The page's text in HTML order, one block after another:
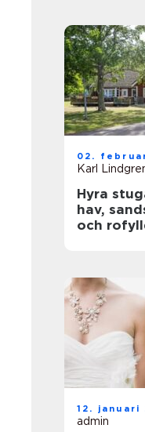
02.
Karl
Hyra
hav,
och
12. januari
admin